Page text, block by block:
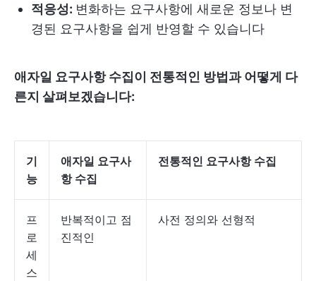
적응성: 변화하는 요구사항에 새로운 정보나 변
경된 요구사항을 쉽게 반영할 수 있습니다
애자일 요구사항 수집이 전통적인 방법과 어떻게 다
른지 살펴보겠습니다:
기
능
애자일 요구사
항 수집
전통적인 요구사항 수집
프
로
세
스
반복적이고 점
진적인
사전 정의와 선형적